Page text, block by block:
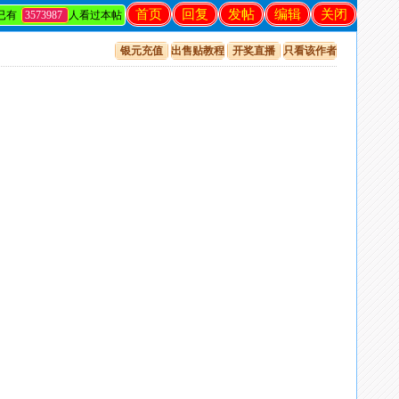
关闭
编辑
发帖
回复
首页
有 3573987 人看过本帖
银元充值 出售贴教程 开奖直播 只看该作者